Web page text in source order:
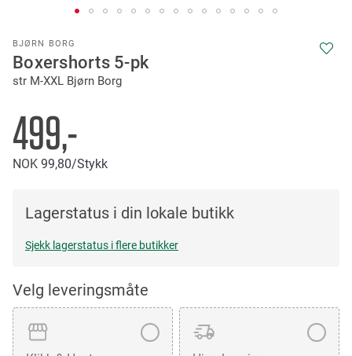
BJØRN BORG
Boxershorts 5-pk
str M-XXL Bjørn Borg
499,-
NOK 99 80/Stykk
Lagerstatus i din lokale butikk
Sjekk lagerstatus i flere butikker
Velg leveringsmåte
to
the
beginning
the
images
gallery